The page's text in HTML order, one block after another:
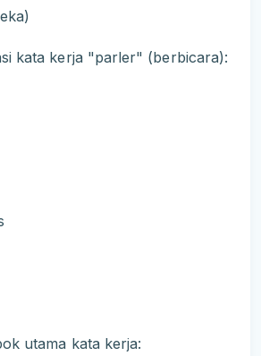
kata kerja "parler" (berbicara):
utama kata kerja: